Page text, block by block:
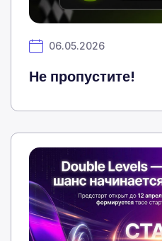
06.05.2026
Не пропустите!